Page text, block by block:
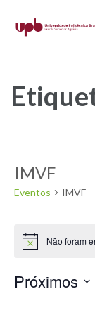
IMVF
Eventos IMVF
Aviso Não foram
Próximos
Selecione